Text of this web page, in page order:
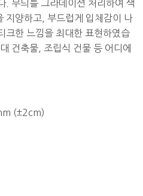
. 무늬를 그라데이션 처리하여 색
지양하고, 부드럽게 입체감이 나
크한 느낌을 최대한 표현하였습
건축물, 조립식 건물 등 어디에
(±2cm)